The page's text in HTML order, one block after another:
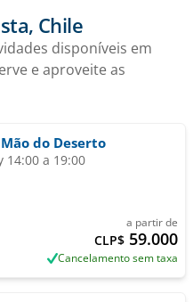
Chile
disponíveis em
e aproveite as
do Deserto
14:00 a 19:00
a partir de
CLP$ 59.000
Cancelamento sem taxa